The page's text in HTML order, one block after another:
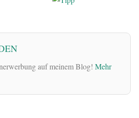
auf meinem Blog! Mehr